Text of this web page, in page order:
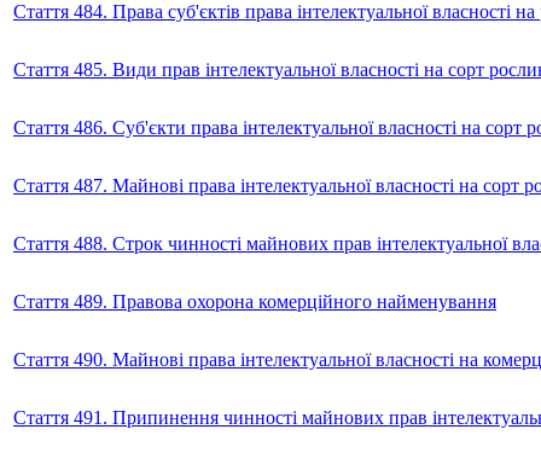
Стаття 484. Права суб'єктів права інтелектуальної власності
Стаття 485. Види прав інтелектуальної власності на сорт
Стаття 486. Суб'єкти права інтелектуальної власності на сорт
Стаття 487. Майнові права інтелектуальної власності на сорт
Стаття 488. Строк чинності майнових прав інтелектуальної
Стаття 489. Правова охорона комерційного найменування
Стаття 490. Майнові права інтелектуальної власності на
Стаття 491. Припинення чинності майнових прав